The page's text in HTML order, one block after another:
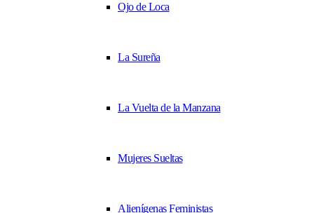
Ojo de Loca
La Sureña
La Vuelta de la Manzana
Mujeres Sueltas
Alienígenas Feministas